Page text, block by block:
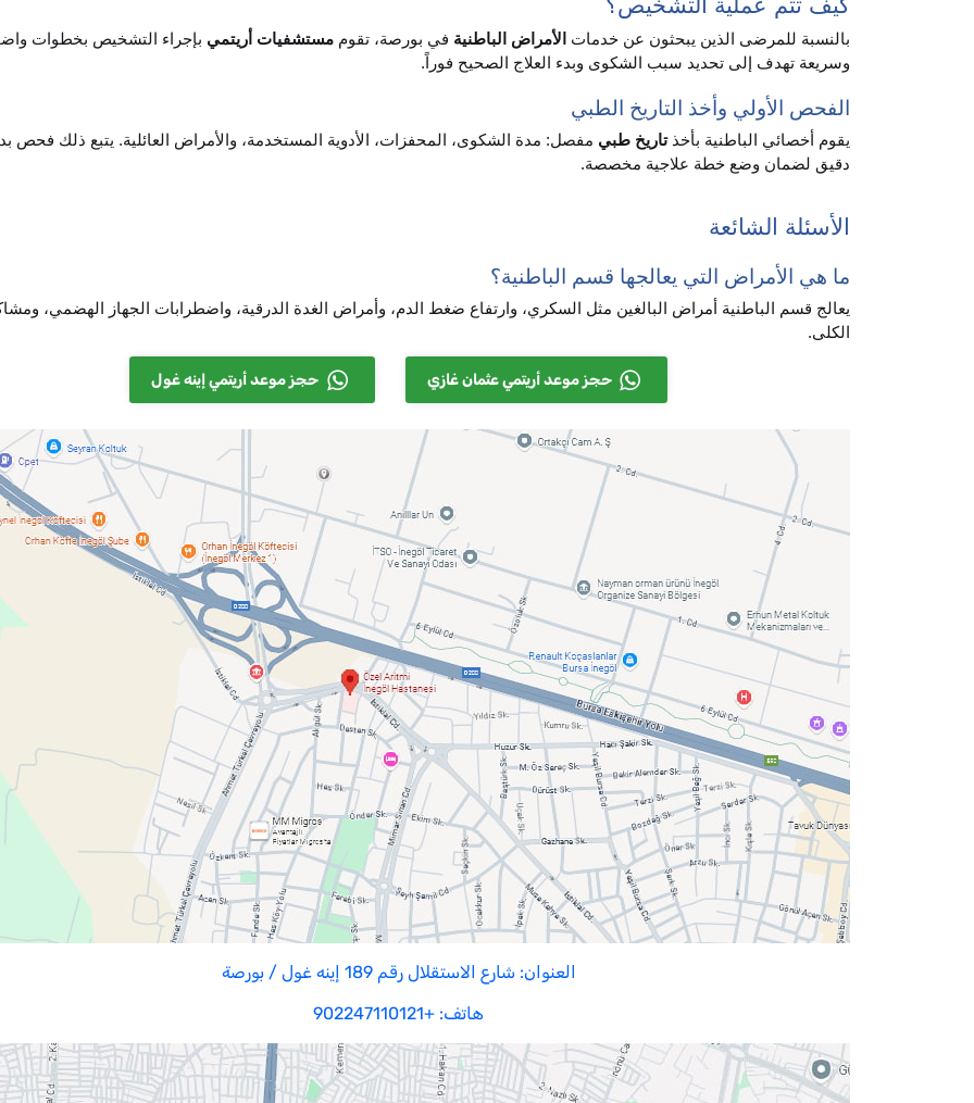
كيف تتم عملية التشخيص؟
بالنسبة للمرضى الذين يبحثون عن خدمات الأمراض الباطنية في بورصة، تقوم مستشفيات أريتمي بإجراء التشخيص بخطوات
وسريعة تهدف إلى تحديد سبب الشكوى وبدء العلاج الصحيح فوراً.
الفحص الأولي وأخذ التاريخ الطبي
يقوم أخصائي الباطنية بأخذتاريخ طبي مفصل: مدة الشكوى، المحفزات، الأدوية المستخدمة، والأمراض العائلية. يتبع ذلك فحص
دقيق لضمان وضع خطة علاجية مخصصة.
الأسئلة الشائعة
ما هي الأمراض التي يعالجها قسم الباطنية؟
يعالج قسم الباطنية أمراض البالغين مثل السكري، وارتفاع ضغط الدم، وأمراض الغدة الدرقية، واضطرابات الجهاز الهضمي،
الكلى.
حجز موعد أريتمي عثمان غازي حجز موعد أريتمي إينه غول
العنوان: شارع الاستقلال رقم 189 إينه غول / بورصة
هاتف: +902247110121